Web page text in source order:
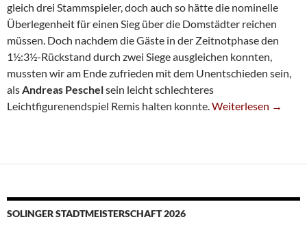
gleich drei Stammspieler, doch auch so hätte die nominelle
Überlegenheit für einen Sieg über die Domstädter reichen
müssen. Doch nachdem die Gäste in der Zeitnotphase den
1½:3½-Rückstand durch zwei Siege ausgleichen konnten,
mussten wir am Ende zufrieden mit dem Unentschieden sein,
alsAndreas Peschelsein leicht schlechteres
Leichtfigurenendspiel Remis halten konnte.Dritte Patzt Gegen
Weiterlesen →
SOLINGER STADTMEISTERSCHAFT 2026